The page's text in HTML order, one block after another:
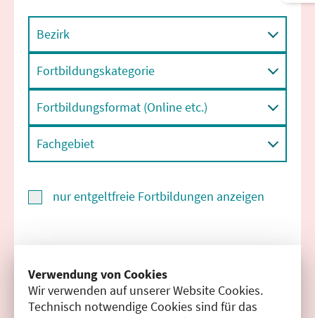
Verwendung von Cookies
Wir verwenden auf unserer Website Cookies.
Technisch notwendige Cookies sind für das
Bezirk
Fortbildungskategorie
Fortbildungsformat (Online etc.)
Fachgebiet
nur entgeltfreie Fortbildungen anzeigen
Filter zurücksetzen